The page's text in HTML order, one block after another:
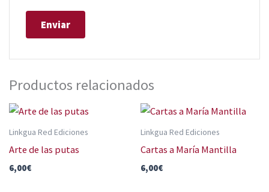
Productos relacionados
Linkgua Red Ediciones
Arte de las putas
6,00€
Linkgua Red Ediciones
Cartas a María Mantilla
6,00€